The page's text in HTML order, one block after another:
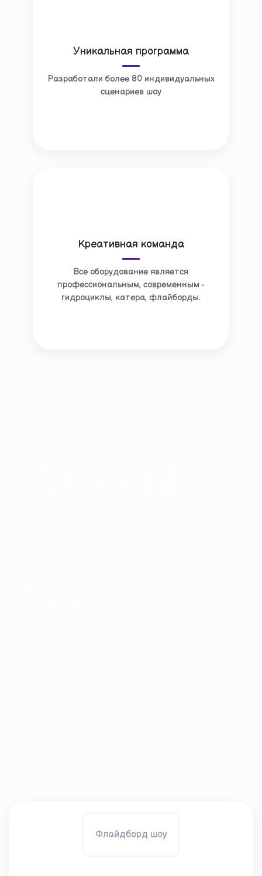
Уникальная программа
Разработали более 80 индивидуальных
сценариев шоу
Креативная команда
Все оборудование является
профессиональным, современным -
гидроциклы, катера, флайборды.
Флайдборд шоу